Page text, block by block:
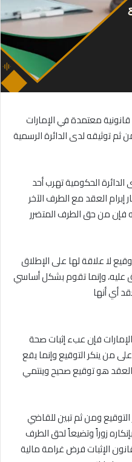
معتمدة في الإمارات
توثيقه لدى الدائرة الرسمية
الحكومية تهرب أحد
إبرام العقد مع الطرف الآخر
فإن من حق الطرف المتضرر
لا علاقة لها على الإطلاق
عليه، وإنما تقوم بشكل أساسي
أي أنها
فإن عبء إثبات صحة
من ينكر التوقيع وإنما يقع
هو توقيع صحيح وينتمي
ومن ثم تبين للقاضي
زوراً وتضيعاً لحق الطرف
عليه وفقاً للمادة 43 من قانون الإثبات فرض غرامة مالية